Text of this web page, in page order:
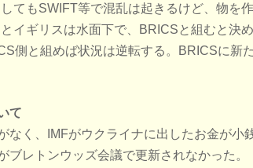
てもSWIFT等で混乱は起きるけど、物を
イギリスは水面下で、BRICSと組むと決め
側と組めば状況は逆転する。BRICSに新
て
なく、IMFがウクライナに出したお金が小
ブレトンウッズ会議で更新されなかった。